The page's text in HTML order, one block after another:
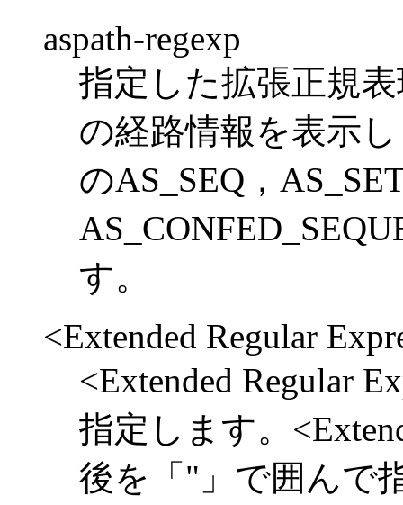
aspath-regexp
指定した拡張正規
の経路情報を表示
のAS_SEQ，
す。
<Extended Regular
<Extended Regular
指定します。
後を「"」で囲んで